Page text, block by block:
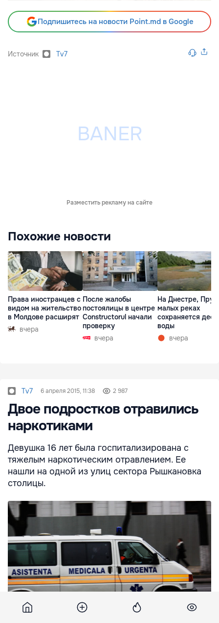
Подпишитесь на новости Point.md в Google
Источник Tv7
Разместить рекламу на сайте
Похожие новости
Права иностранцев с
видом на жительство
в Молдове расширят
вчера
После жалобы
постоялицы в центре
Constructorul начали
проверку
вчера
На Днестре,
малых реках
сохраняется
воды
вчера
Tv7 6 апреля 2015, 11:38 2 987
Двое подростков отравились
наркотиками
Девушка 16 лет была госпитализирована с
тяжелым наркотическим отравлением. Ее
нашли на одной из улиц сектора Рышкановка
столицы.